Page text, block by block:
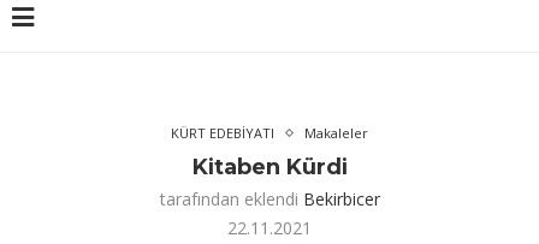
KÜRT EDEBİYATI Makaleler
Kitaben Kürdi
tarafından eklendi Bekirbicer
22.11.2021